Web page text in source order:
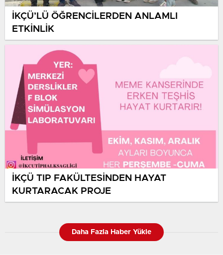
İKÇÜ’LÜ ÖĞRENCİLERDEN ANLAMLI
ETKİNLİK
İKÇÜ TIP FAKÜLTESİNDEN HAYAT
KURTARACAK PROJE
Daha Fazla Haber Yükle